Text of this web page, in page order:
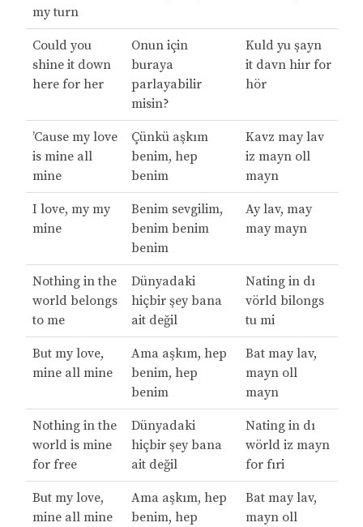
my turn
Could you
shine it down
here for her
Onun için
buraya
parlayabilir
misin?
Kuld yu şayn
it davn hiır for
hör
’Cause my love
is mine all
mine
Çünkü aşkım
benim, hep
benim
Kavz may lav
iz mayn oll
mayn
I love, my my
mine
Benim sevgilim,
benim benim
benim
Ay lav, may
may mayn
Nothing in the
world belongs
to me
Dünyadaki
hiçbir şey bana
ait değil
Nating in dı
vörld bilongs
tu mi
But my love,
mine all mine
Ama aşkım, hep
benim, hep
benim
Bat may lav,
mayn oll
mayn
Nothing in the
world is mine
for free
Dünyadaki
hiçbir şey bana
ait değil
Nating in dı
wörld iz mayn
for fıri
But my love,
mine all mine
Ama aşkım, hep
benim, hep
Bat may lav,
mayn oll